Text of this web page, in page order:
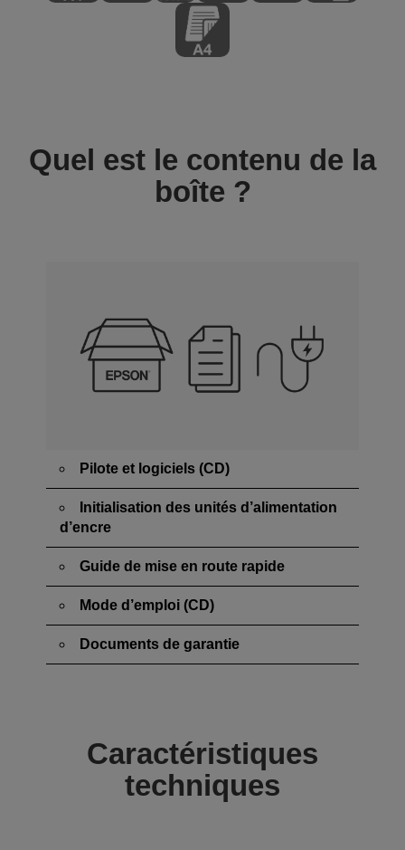
Quel est le contenu de la
boîte ?
Pilote et logiciels (CD)
Initialisation des unités d’alimentation
d’encre
Guide de mise en route rapide
Mode d’emploi (CD)
Documents de garantie
Caractéristiques
techniques